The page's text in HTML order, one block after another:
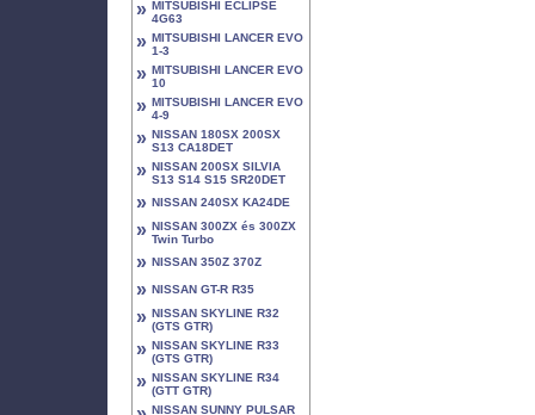
» MITSUBISHI ECLIPSE
4G63
» MITSUBISHI LANCER EVO
1-3
» MITSUBISHI LANCER EVO
10
» MITSUBISHI LANCER EVO
4-9
» NISSAN 180SX 200SX
S13 CA18DET
» NISSAN 200SX SILVIA
S13 S14 S15 SR20DET
» NISSAN 240SX KA24DE
» NISSAN 300ZX és 300ZX
Twin Turbo
» NISSAN 350Z 370Z
» NISSAN GT-R R35
» NISSAN SKYLINE R32
(GTS GTR)
» NISSAN SKYLINE R33
(GTS GTR)
» NISSAN SKYLINE R34
(GTT GTR)
NISSAN SUNNY PULSAR